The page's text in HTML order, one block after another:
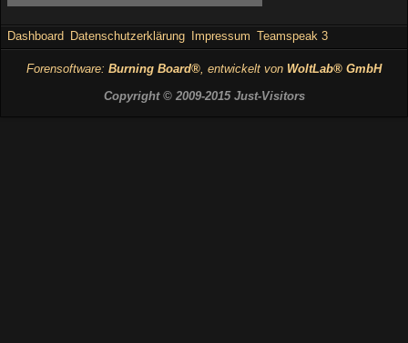
Bambstyle -25. Mai 2015, 15:10
Dashboard Datenschutzerklärung Impressum Teamspeak 3
Forensoftware: Burning Board®, entwickelt von WoltLab® GmbH
Copyright © 2009-2015 Just-Visitors